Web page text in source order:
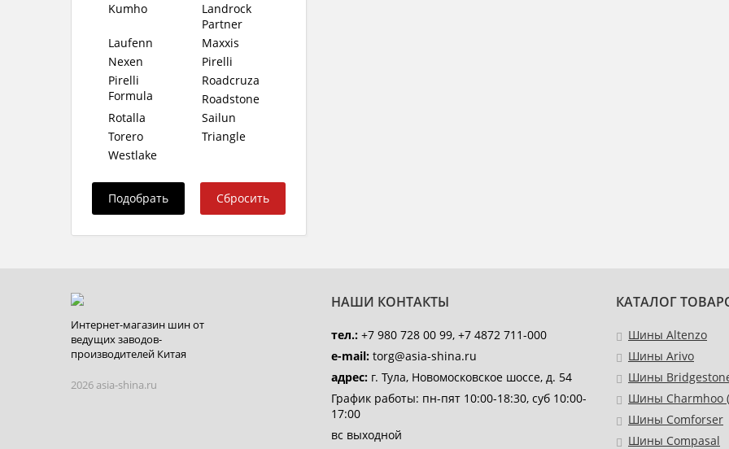
Kumho
Landrock
Partner
Laufenn
Maxxis
Nexen
Pirelli
Pirelli
Formula
Roadcruza
Roadstone
Rotalla
Sailun
Torero
Triangle
Westlake
Интернет-магазин шин от
ведущих заводов-
производителей Китая
2026 asia-shina.ru
НАШИ КОНТАКТЫ
тел.: +7 980 728 00 99, +7 4872 711-000
e-mail: torg@asia-shina.ru
адрес: г. Тула, Новомосковское шоссе, д. 54
График работы: пн-пят 10:00-18:30, суб 10:00-
17:00
вс выходной
КАТАЛОГ
Шины Altenzo
Шины Arivo
Шины
Шины Charmhoo
Шины Comforser
Шины Compasal